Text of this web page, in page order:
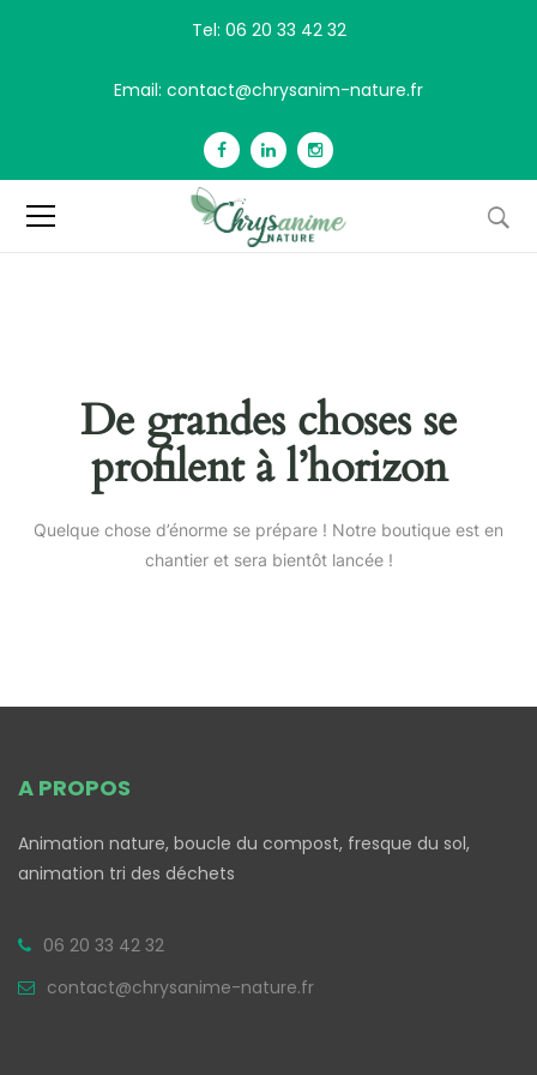
Tel: 06 20 33 42 32
Email: contact@chrysanim-nature.fr
De grandes choses se
profilent à l’horizon
Quelque chose d’énorme se prépare ! Notre boutique est en
chantier et sera bientôt lancée !
A PROPOS
Animation nature, boucle du compost, fresque du sol,
animation tri des déchets
06 20 33 42 32
contact@chrysanime-nature.fr